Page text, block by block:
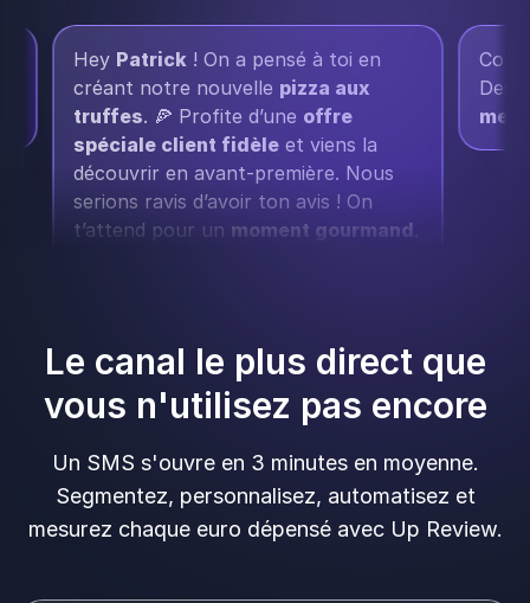
HeyPatrick! On a pensé à toi en
créant notre nouvellepizza aux
truffes. 🍕 Profite d’uneoffre
spéciale client fidèleet viens la
découvrir en avant-première. Nous
serions ravis d’avoir ton avis ! On
t’attend pour un moment gourmand.
Le canal le plus direct que
vous n'utilisez pas encore
Un SMS s'ouvre en 3 minutes en moyenne.
Segmentez, personnalisez, automatisez et
mesurez chaque euro dépensé avec Up Review.